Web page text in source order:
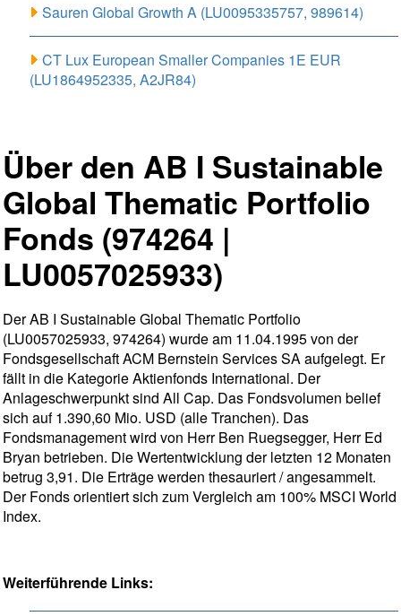
Sauren Global Growth A (LU0095335757, 989614)
CT Lux European Smaller Companies 1E EUR
(LU1864952335, A2JR84)
Über den AB I Sustainable
Global Thematic Portfolio
Fonds (974264 |
LU0057025933)
Der AB I Sustainable Global Thematic Portfolio
(LU0057025933, 974264) wurde am 11.04.1995 von der
Fondsgesellschaft ACM Bernstein Services SA aufgelegt. Er
fällt in die Kategorie Aktienfonds International. Der
Anlageschwerpunkt sind All Cap. Das Fondsvolumen belief
sich auf 1.390,60 Mio. USD (alle Tranchen). Das
Fondsmanagement wird von Herr Ben Ruegsegger, Herr Ed
Bryan betrieben. Die Wertentwicklung der letzten 12 Monaten
betrug 3,91. Die Erträge werden thesauriert / angesammelt.
Der Fonds orientiert sich zum Vergleich am 100% MSCI World
Index.
Weiterführende Links: